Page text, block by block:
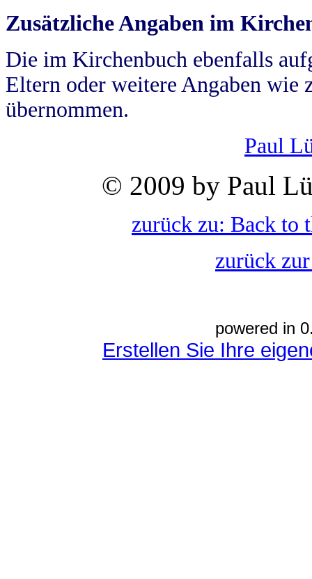
Zusätzliche Angaben im
Die im Kirchenbuch ebenfalls
Eltern oder weitere Angaben wie
übernommen.
Paul
© 2009 by Paul
zurück zu: Back to
zurück
powered in
Erstellen Sie Ihre